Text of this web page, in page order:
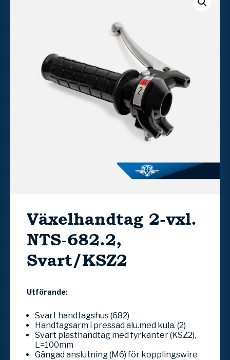
Växelhandtag 2-vxl.
NTS-682.2,
Svart/KSZ2
Utförande:
Svart handtagshus (682)
Handtagsarm i pressad alu.med kula. (2)
Svart plasthandtag med fyrkanter (KSZ2),
L=100mm
Gängad anslutning (M6) för kopplingswire